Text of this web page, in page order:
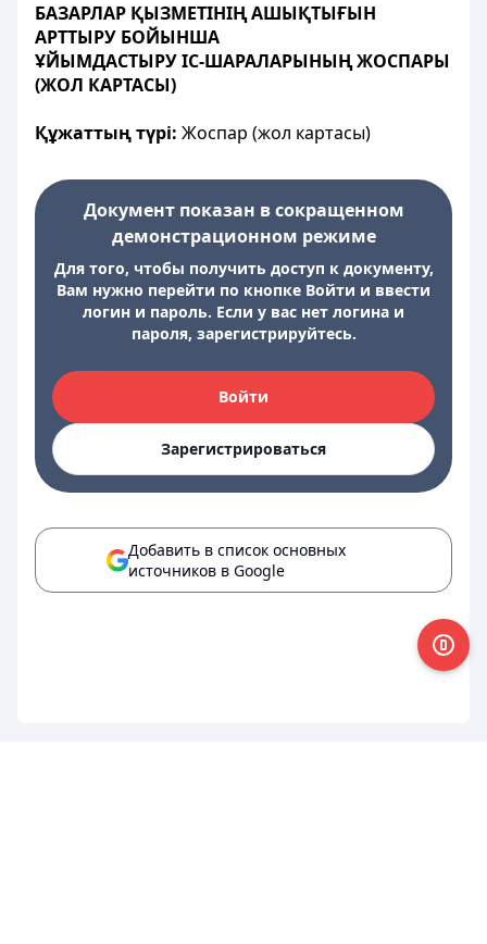
БАЗАРЛАР ҚЫЗМЕТІНІҢ АШЫҚТЫҒЫН
АРТТЫРУ БОЙЫНША
ҰЙЫМДАСТЫРУ ІС-ШАРАЛАРЫНЫҢ ЖОСПАРЫ
(ЖОЛ КАРТАСЫ)
Құжаттың түрі: Жоспар (жол картасы)
Документ показан в сокращенном
демонстрационном режиме
Для того, чтобы получить доступ к документу,
Вам нужно перейти по кнопке Войти и ввести
логин и пароль. Если у вас нет логина и
пароля, зарегистрируйтесь.
Войти
Зарегистрироваться
Добавить в список основных
источников в Google